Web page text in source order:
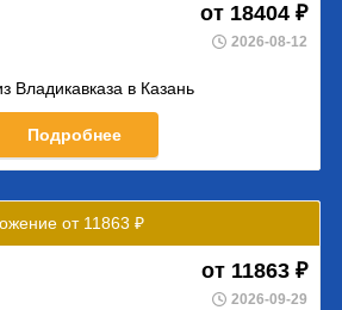
от 18404 ₽
2026-08-12
Владикавказа в Казань
Подробнее
от 11863 ₽
от 11863 ₽
2026-09-29